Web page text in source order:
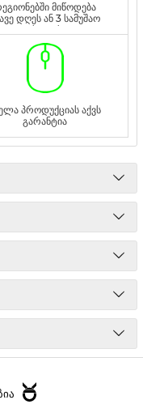
მიწოდება
დღეს ან 3 სამუშაო
დღეს უფასოდ
პროდუქციას აქვს
გარანტია